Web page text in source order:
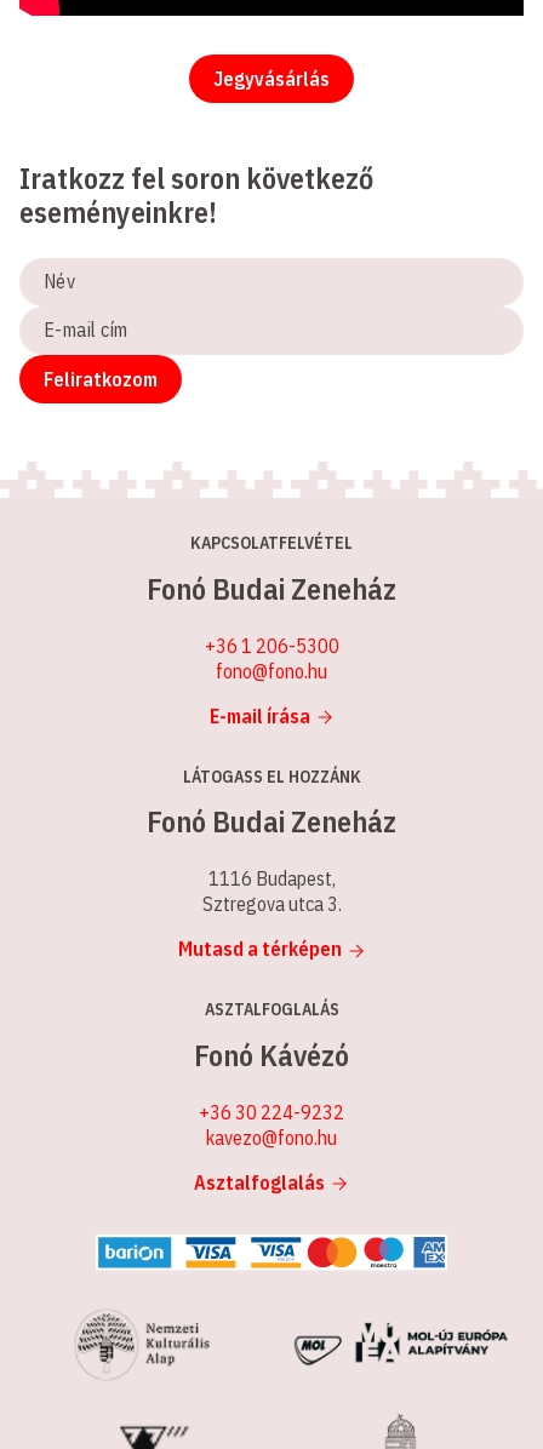
Jegyvásárlás
Iratkozz fel soron következő
eseményeinkre!
Név
E-
mail
cím
Feliratkozom
KAPCSOLATFELVÉTEL
Fonó Budai Zeneház
+36 1 206-5300
fono@fono.hu
E-mail írása
LÁTOGASS EL HOZZÁNK
Fonó Budai Zeneház
1116 Budapest,
Sztregova utca 3.
Mutasd a térképen
ASZTALFOGLALÁS
Fonó Kávézó
+36 30 224-9232
kavezo@fono.hu
Asztalfoglalás